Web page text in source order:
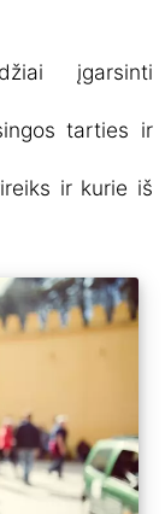
įgarsinti
tarties ir
ir kurie iš